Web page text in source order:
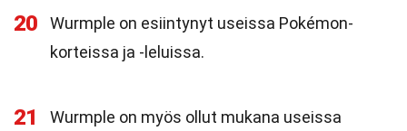
20
Wurmple on esiintynyt useissa Pokémon-
korteissa ja -leluissa.
21
Wurmple on myös ollut mukana useissa